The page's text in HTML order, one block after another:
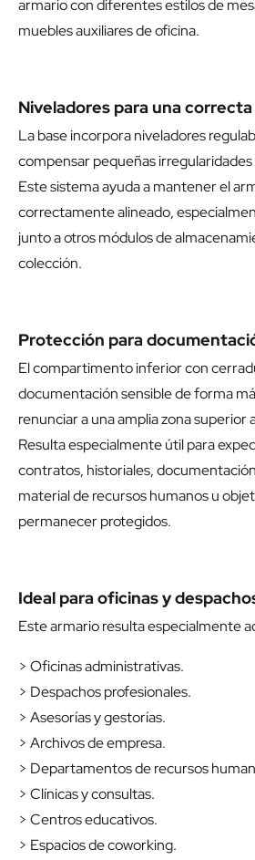
armario con diferentes estilos de
muebles auxiliares de oficina.
Niveladores para una
La base incorpora niveladores
compensar pequeñas
Este sistema ayuda a mantener el
correctamente alineado,
junto a otros módulos de
colección.
Protección para
El compartimento inferior con
documentación sensible de forma
renunciar a una amplia zona superior
Resulta especialmente útil para
contratos, historiales,
material de recursos humanos u
permanecer protegidos.
Ideal para oficinas y
Este armario resulta especialmente
> Oficinas administrativas.
> Despachos profesionales.
> Asesorías y gestorías.
> Archivos de empresa.
> Departamentos de recursos
> Clínicas y consultas.
> Centros educativos.
> Espacios de coworking.